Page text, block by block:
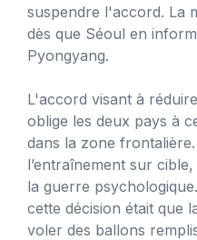
suspendre l'accord. La
dès que Séoul en
Pyongyang.
L'accord visant à
oblige les deux pays à
dans la zone
l’entraînement sur
la guerre
cette décision était que
voler des ballons